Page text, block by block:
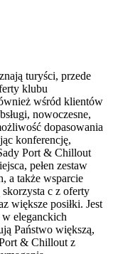
turyści, przede
klubu
wśród klientów
nowoczesne,
dopasowania
konferencję,
Port & Chillout
pełen zestaw
a także wsparcie
c z oferty
większe posiłki. Jest
eleganckich
Państwo większą,
& Chillout z